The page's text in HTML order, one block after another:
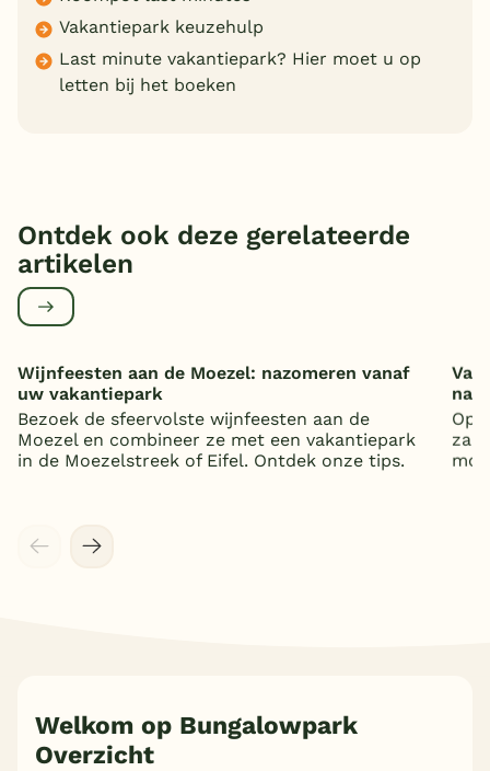
Vakantiepark keuzehulp
Last minute vakantiepark? Hier moet u op
letten bij het boeken
Ontdek ook deze gerelateerde
artikelen
Wijnfeesten aan de Moezel: nazomeren vanaf
uw vakantiepark
Bezoek de sfeervolste wijnfeesten aan de
Moezel en combineer ze met een vakantiepark
in de Moezelstreek of Eifel. Ontdek onze tips.
Op
Welkom op Bungalowpark
Overzicht